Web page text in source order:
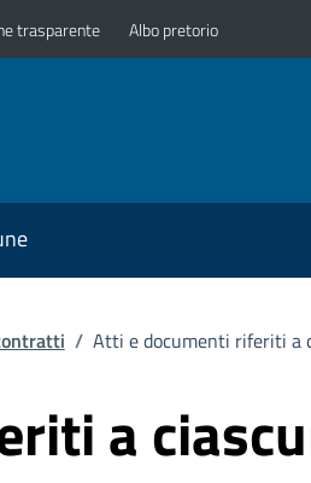
trasparente Albo pretorio
/ Atti e documenti riferiti a
a